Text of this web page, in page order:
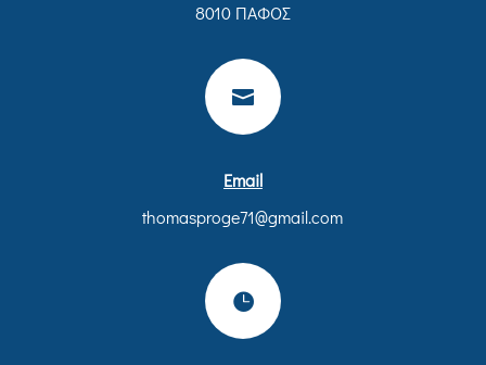
8010 ΠΑΦΟΣ

Email
thomasproge71@gmail.com
